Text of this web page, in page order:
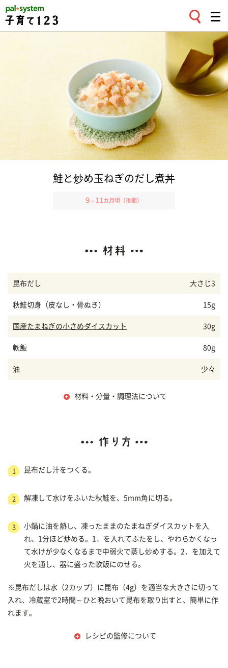
鮭と炒め玉ねぎのだし煮丼
9～ 11 カ月頃（後期）
昆布だし 大さじ3
秋鮭切身（皮なし・骨ぬき） 15g
国産たまねぎの小さめダイスカット 30g
軟飯 80g
油 少々
材料・分量・調理法について
1 昆布だし汁をつくる。
2 解凍して水けをふいた秋鮭を、5mm角に切る。
3
小鍋に油を熱し、凍ったままのたまねぎダイスカットを入
れ、1分ほど炒める。1．を入れてふたをし、やわらかくなっ
て水けが少なくなるまで中弱火で蒸し炒めする。2．を加えて
火を通し、器に盛った軟飯にのせる。
※昆布だしは水（2カップ）に昆布（4g）を適当な大きさに切って
入れ、冷蔵室で2時間～ひと晩おいて昆布を取り出すと、簡単に作
れます。
レシピの監修について